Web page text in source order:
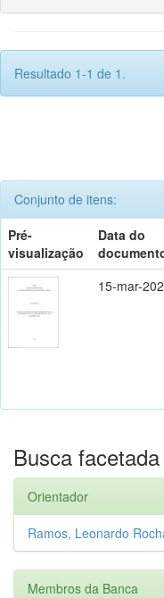
Resultado 1-1 de 1.
Conjunto de itens:
Pré-
visualização
Data do
15-mar-
Busca facetada
Orientador
Ramos, Leonardo
Membros da Banca